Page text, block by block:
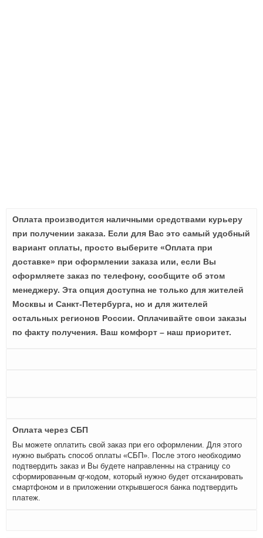
Оплата производится наличными средствами курьеру
при получении заказа. Если для Вас это самый удобный
вариант оплаты, просто выберите «Оплата при
доставке» при оформлении заказа или, если Вы
оформляете заказ по телефону, сообщите об этом
менеджеру. Эта опция доступна не только для жителей
Москвы и Санкт-Петербурга, но и для жителей
остальных регионов России. Оплачивайте свои заказы
по факту получения. Ваш комфорт – наш приоритет.
Оплата через СБП
Вы можете оплатить свой заказ при его оформлении. Для этого
нужно выбрать способ оплаты «СБП». После этого необходимо
подтвердить заказ и Вы будете направленны на страницу со
сформированным qr-кодом, который нужно будет отсканировать
смартфоном и в приложении открывшегося банка подтвердить
платеж.